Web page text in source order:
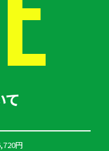
て
円